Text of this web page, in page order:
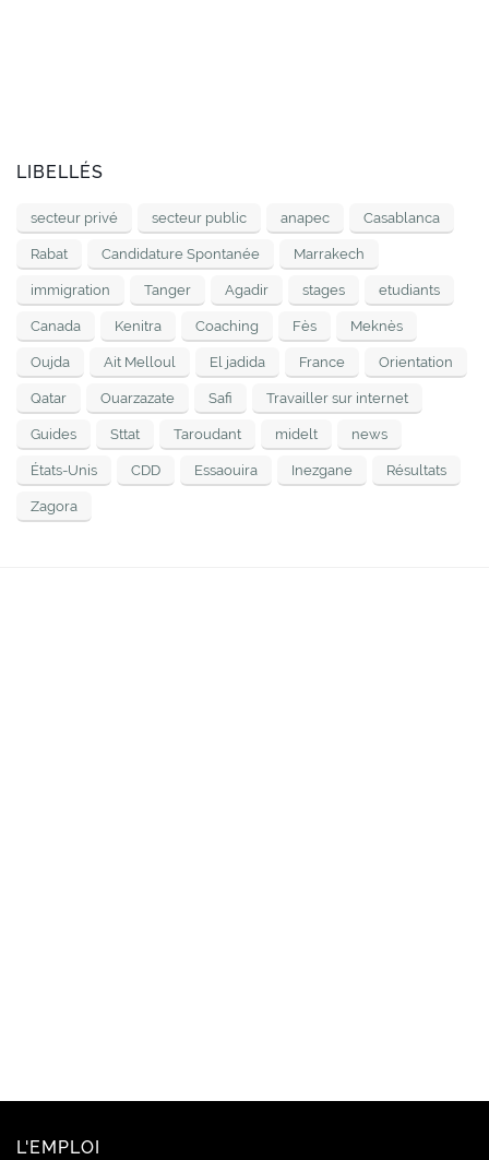
LIBELLÉS
secteur privé secteur public anapec Casablanca
Rabat Candidature Spontanée Marrakech
immigration Tanger Agadir stages etudiants
Canada Kenitra Coaching Fès Meknès
Oujda Ait Melloul El jadida France Orientation
Qatar Ouarzazate Safi Travailler sur internet
Guides Sttat Taroudant midelt news
États-Unis CDD Essaouira Inezgane Résultats
Zagora
L'EMPLOI